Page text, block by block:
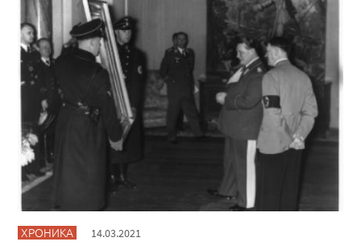
ХРОНИКА 14.03.2021